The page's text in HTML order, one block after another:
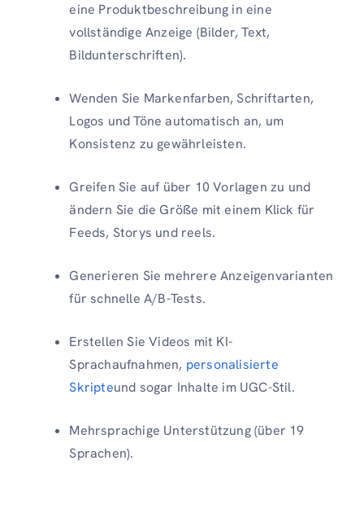
eine Produktbeschreibung in eine
vollständige Anzeige (Bilder, Text,
Bildunterschriften).
Wenden Sie Markenfarben, Schriftarten,
Logos und Töne automatisch an, um
Konsistenz zu gewährleisten.
Greifen Sie auf über 10 Vorlagen zu und
ändern Sie die Größe mit einem Klick für
Feeds, Storys und reels.
Generieren Sie mehrere Anzeigenvarianten
für schnelle A/B-Tests.
Erstellen Sie Videos mit KI-
Sprachaufnahmen, personalisierte
Skripteund sogar Inhalte im UGC-Stil.
Mehrsprachige Unterstützung (über 19
Sprachen).